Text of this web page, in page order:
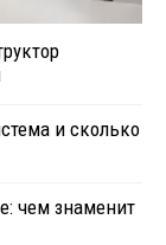
и сколько
чем знаменит